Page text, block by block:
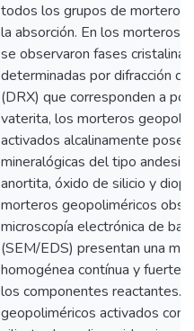
todos los grupos de morteros
la absorción. En los morteros
se observaron fases cristalinas
determinadas por difracción
(DRX) que corresponden a
vaterita, los morteros
activados alcalinamente
mineralógicas del tipo
anortita, óxido de silicio y
morteros geopoliméricos
microscopía electrónica de
(SEM/EDS) presentan una
homogénea contínua y fuerte
los componentes reactantes.
geopoliméricos activados con